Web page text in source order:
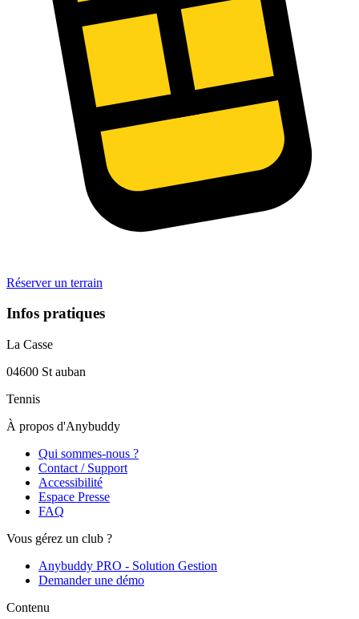
Réserver un terrain
Infos pratiques
La Casse
04600 St auban
Tennis
À propos d'Anybuddy
Qui sommes-nous ?
Contact / Support
Accessibilité
Espace Presse
FAQ
Vous gérez un club ?
Anybuddy PRO - Solution Gestion
Demander une démo
Contenu